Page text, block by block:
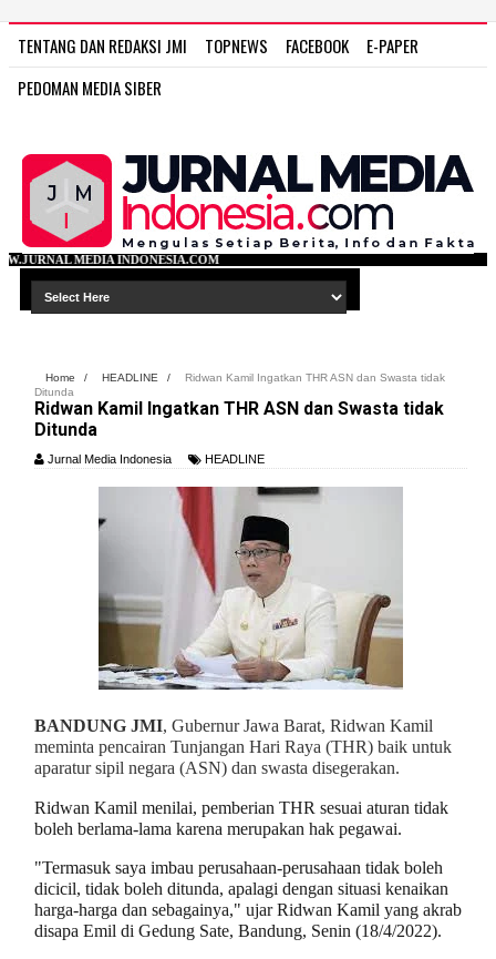
TENTANG DAN REDAKSI JMI TOPNEWS FACEBOOK
E-PAPER
PEDOMAN MEDIA SIBER
Home / HEADLINE /
Ridwan Kamil Ingatkan THR ASN dan Swasta tidak
Ditunda
Ridwan Kamil Ingatkan THR ASN dan Swasta tidak
Ditunda
Jurnal Media Indonesia HEADLINE
BANDUNG JMI, Gubernur Jawa Barat, Ridwan Kamil
meminta pencairan Tunjangan Hari Raya (THR) baik untuk
aparatur sipil negara (ASN) dan swasta disegerakan.
Ridwan Kamil menilai, pemberian THR sesuai aturan tidak
boleh berlama-lama karena merupakan hak pegawai.
"Termasuk saya imbau perusahaan-perusahaan tidak boleh
dicicil, tidak boleh ditunda, apalagi dengan situasi kenaikan
harga-harga dan sebagainya," ujar Ridwan Kamil yang akrab
disapa Emil di Gedung Sate, Bandung, Senin (18/4/2022).